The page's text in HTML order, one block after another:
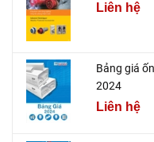
Liên hệ
Bảng giá
2024
Liên hệ